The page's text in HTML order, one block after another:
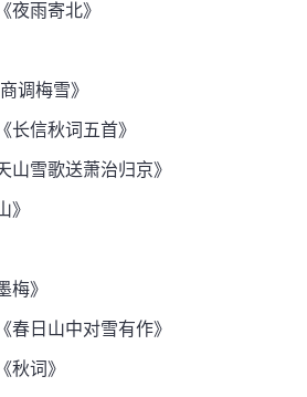
雨寄北》
调梅雪》
信秋词五首》
雪歌送萧治归京》
》
日山中对雪有作》
词》